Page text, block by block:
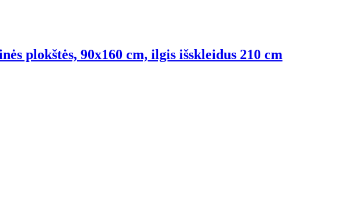
plokštės, 90x160 cm, ilgis išskleidus 210 cm